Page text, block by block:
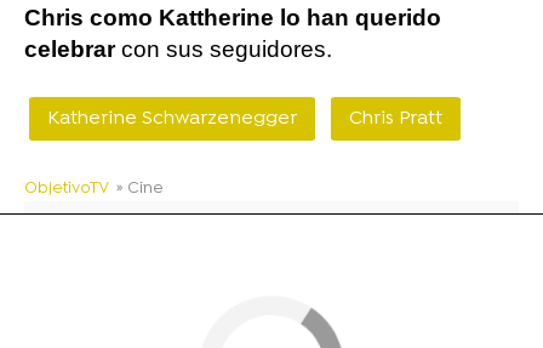
Chris como Kattherine lo han querido
celebrarcon sus seguidores.
Katherine Schwarzenegger Chris Pratt
ObjetivoTV » Cine